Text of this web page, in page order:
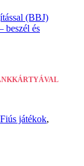
(BBJ)
beszél és
Fiús játékok,